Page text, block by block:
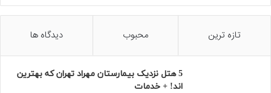
تازه ترین محبوب دیدگاه ها
5 هتل نزدیک بیمارستان مهراد تهران که بهترین‌
اند! + خدمات